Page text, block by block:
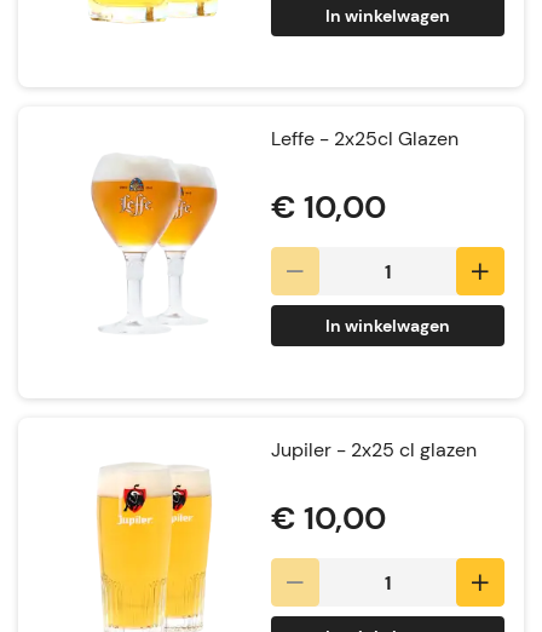
In winkelwagen
Leffe - 2x25cl Glazen
€ 10,00
In winkelwagen
Jupiler - 2x25 cl glazen
€ 10,00